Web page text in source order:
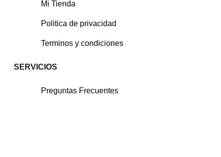
Mi Tienda
Politica de privacidad
Terminos y condiciones
SERVICIOS
Preguntas Frecuentes